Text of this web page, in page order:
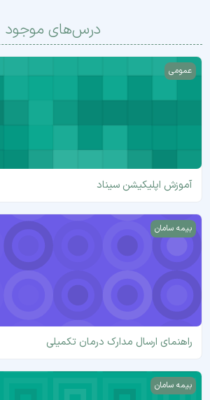
درس‌های موجود
آموزش اپلیکیشن سیناد
عمومی
آموزش اپلیکیشن سیناد
راهنمای ارسال مدارک درمان تکمیلی
بیمه سامان
راهنمای ارسال مدارک درمان تکمیلی
آموزش سیناد مخصوص بیمه شدگان
بیمه سامان